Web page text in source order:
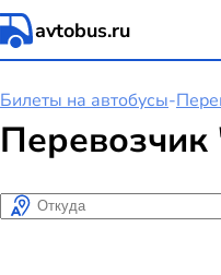
avtobus.ru
Билеты на автобусы-
Откуда